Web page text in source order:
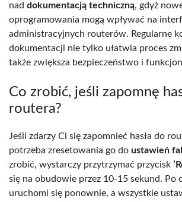
nad dokumentacją techniczną, gdyż
oprogramowania mogą wpływać na
administracyjnych routerów. Regularne
dokumentacji nie tylko ułatwia proces
także zwiększa bezpieczeństwo i
Co zrobić, jeśli zapomnę
routera?
Jeśli zdarzy Ci się zapomnieć hasła do
potrzeba zresetowania go do ustawień
zrobić, wystarczy przytrzymać przycisk
się na obudowie przez 10-15 sekund. Po
uruchomi się ponownie, a wszystkie